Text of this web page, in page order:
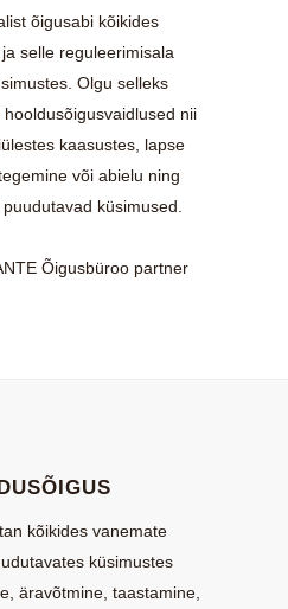
õigusabi kõikides
selle reguleerimisala
Olgu selleks
nii
kaasustes, lapse
või abielu ning
küsimused.
Õigusbüroo partner
kõikides vanemate
küsimustes
äravõtmine, taastamine,